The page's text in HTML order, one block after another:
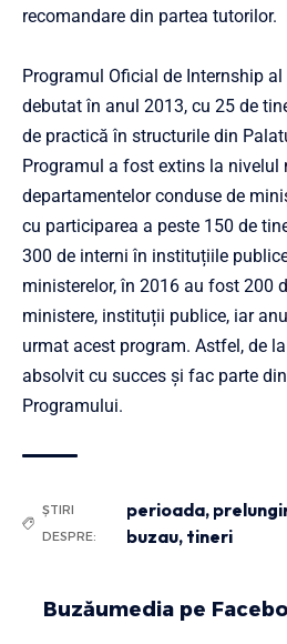
recomandare din partea tutorilor.
Programul Oficial de Internship
debutat în anul 2013, cu 25 de
de practică în structurile din
Programul a fost extins la nivelul
departamentelor conduse de
cu participarea a peste 150 de
300 de interni în instituțiile
ministerelor, în 2016 au fost 200
ministere, instituții publice, iar
urmat acest program. Astfel, de
absolvit cu succes și fac parte
Programului.
ȘTIRI
DESPRE:
perioada,
buzau, tineri
Buzăumedia pe